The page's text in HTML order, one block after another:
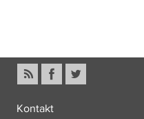
Kontakt